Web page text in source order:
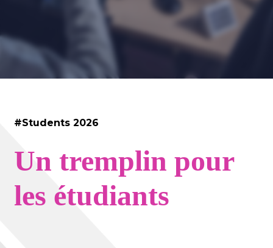
#Students 2026
Un tremplin pour
les étudiants